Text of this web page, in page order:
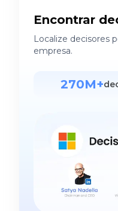
Encontrar
Localize decisores
empresa.
270M+